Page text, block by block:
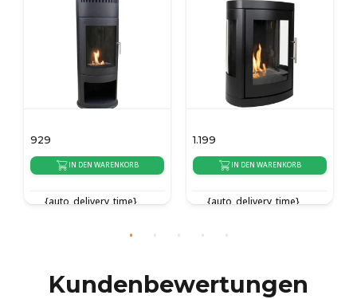
IN DEN WARENKORB
{auto_delivery_time}
IN DEN WARENKORB
{auto_delivery_time}
Kundenbewertungen